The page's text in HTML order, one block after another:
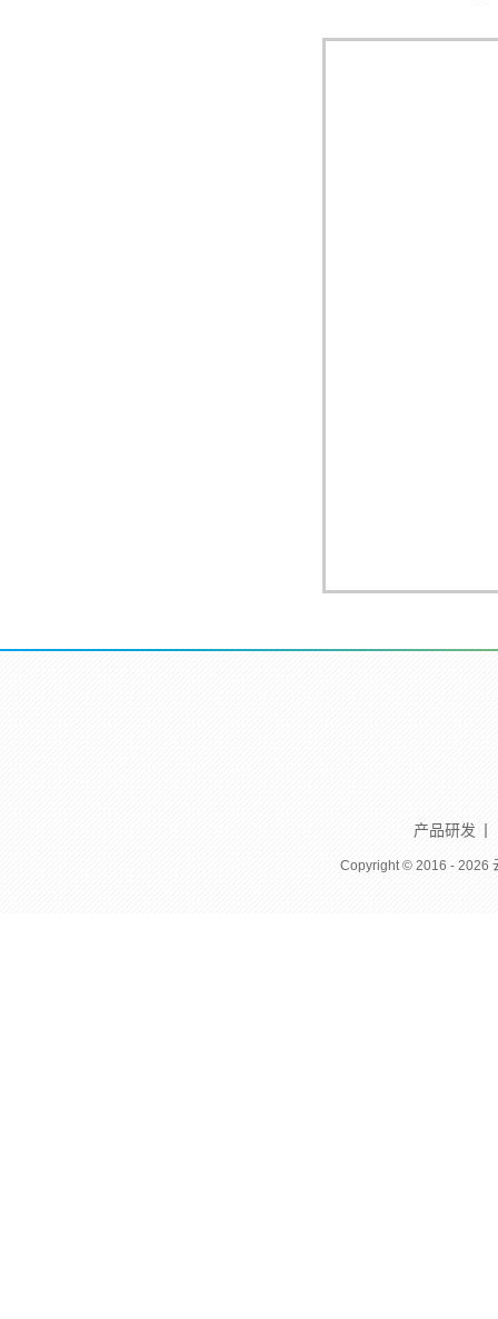
产品研发
Copyright © 2016 - 2026